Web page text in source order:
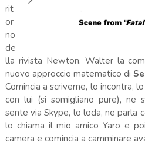
rit
or
no
de
lla rivista Newton. Walter la
nuovo approccio matematico di
Comincia a scriverne, lo incontra,
con lui (si somigliano pure), ne
sente via Skype, lo loda, ne parla
lo chiama il mio amico Yaro e
camera e comincia a camminare